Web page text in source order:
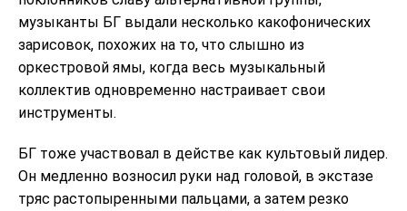
музыканты БГ выдали несколько какофонических
зарисовок, похожих на то, что слышно из
оркестровой ямы, когда весь музыкальный
коллектив одновременно настраивает свои
инструменты.
БГ тоже участвовал в действе как культовый лидер.
Он медленно возносил руки над головой, в экстазе
тряс растопыренными пальцами, а затем резко